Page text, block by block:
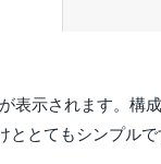
表示されます。構成
ととてもシンプルで